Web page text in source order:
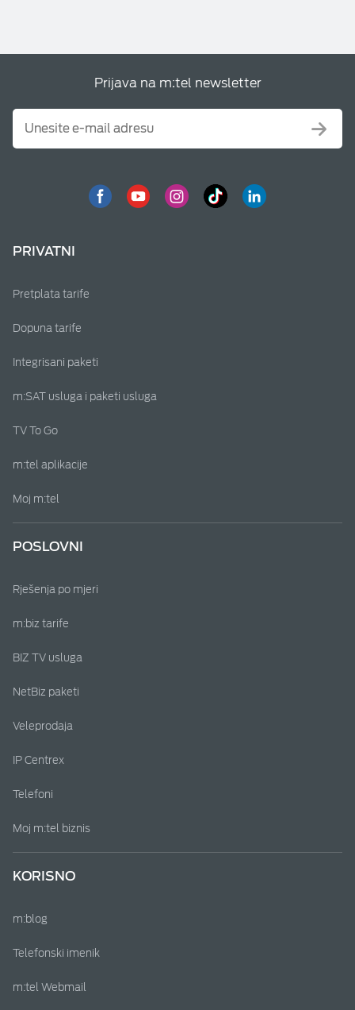
Prijava na m:tel newsletter
PRIVATNI
Pretplata tarife
Dopuna tarife
Integrisani paketi
m:SAT usluga i paketi usluga
TV To Go
m:tel aplikacije
Moj m:tel
POSLOVNI
Rješenja po mjeri
m:biz tarife
BIZ TV usluga
NetBiz paketi
Veleprodaja
IP Centrex
Telefoni
Moj m:tel biznis
KORISNO
m:blog
Telefonski imenik
m:tel Webmail